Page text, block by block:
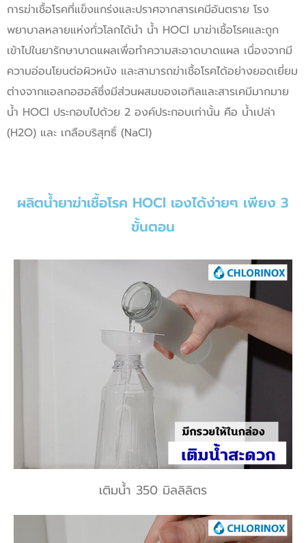
การฆ่าเชื้อโรคที่แข็งแกร่งและปราศจากสารเคมีอันตราย โรง
พยาบาลหลายแห่งทั่วโลกได้นำ น้ำ HOCl มาฆ่าเชื้อโรคและถูก
เข้าไปในยารักษาบาดแผลเพื่อทำความสะอาดบาดแผล เนื่องจากมี
ความอ่อนโยนต่อผิวหนัง และสามารถฆ่าเชื้อโรคได้อย่างยอดเยี่ยม
ต่างจากแอลกอฮอล์ซึ่งมีส่วนผสมของเอทิลและสารเคมีมากมาย
น้ำ HOCl ประกอบไปด้วย 2 องค์ประกอบเท่านั้น คือ น้ำเปล่า
(H2O) และ เกลือบริสุทธิ์ (NaCl)
ผลิตน้ำยาฆ่าเชื้อโรค HOCl เองได้ง่ายๆ เพียง 3
ขั้นตอน
เติมน้ำ 350 มิลลิลิตร